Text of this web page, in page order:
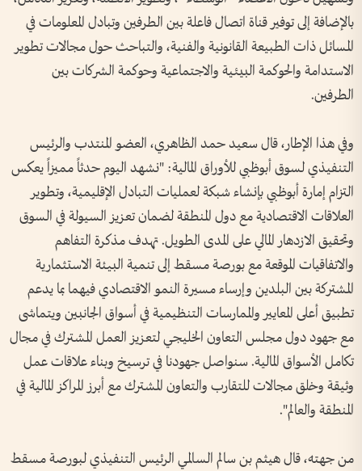
بالإضافة إلى توفير قناة اتصال فاعلة بين الطرفين وتبادل المعلومات في
المسائل ذات الطبيعة القانونية والفنية، والتباحث حول مجالات تطوير
الاستدامة والحوكمة البيئية والاجتماعية وحوكمة الشركات بين
الطرفين.
وفي هذا الإطار، قال سعيد حمد الظاهري، العضو المنتدب والرئيس
التنفيذي لسوق أبوظبي للأوراق المالية: "نشهد اليوم حدثاً مميزاً يعكس
التزام إمارة أبوظبي بإنشاء شبكة لعمليات التبادل الإقليمية، وتطوير
العلاقات الاقتصادية مع دول المنطقة لضمان تعزيز السيولة في السوق
وتحقيق الازدهار المالي على المدى الطويل. تهدف مذكرة التفاهم
والاتفاقيات الموقعة مع بورصة مسقط إلى تنمية البيئة الاستثمارية
المشتركة بين البلدين وإرساء مسيرة النمو الاقتصادي فيهما بما يدعم
تطبيق أعلى المعايير والممارسات التنظيمية في أسواق الجانبين ويتماشى
مع جهود دول مجلس التعاون الخليجي لتعزيز العمل المشترك في مجال
تكامل الأسواق المالية. سنواصل جهودنا في ترسيخ وبناء علاقات عمل
وثيقة وخلق مجالات للتقارب والتعاون المشترك مع أبرز المراكز المالية في
المنطقة والعالم".
من جهته، قال هيثم بن سالم السالمي الرئيس التنفيذي لبورصة مسقط